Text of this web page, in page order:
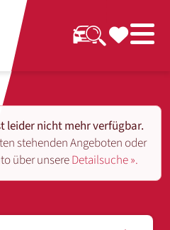
leider nicht mehr verfügbar.
stehenden Angeboten oder
über unsereDetailsuche ».